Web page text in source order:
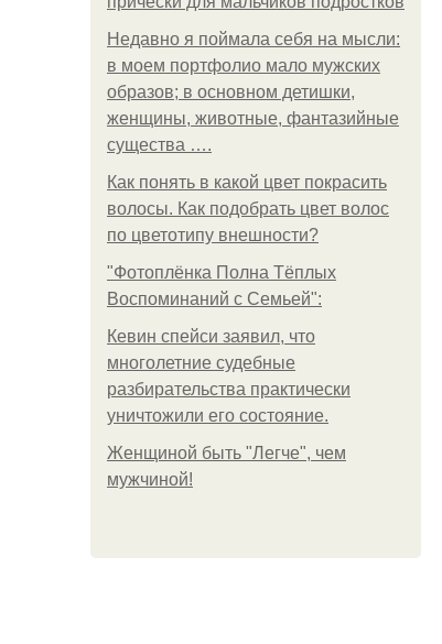
Недавно я поймала себя на мысли:
в моем портфолио мало мужских
образов; в основном детишки,
женщины, животные, фантазийные
существа ….
Как понять в какой цвет покрасить
волосы. Как подобрать цвет волос
по цветотипу внешности?
"Фотоплёнка Полна Тёплых
Воспоминаний с Семьей":
Кевин спейси заявил, что
многолетние судебные
разбирательства практически
уничтожили его состояние.
Женщиной быть "Легче", чем
мужчиной!